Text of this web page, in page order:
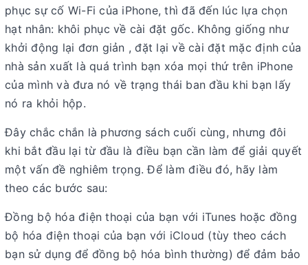
phục sự cố Wi-Fi của iPhone, thì đã đến lúc lựa chọn
hạt nhân: khôi phục về cài đặt gốc. Không giống như
khởi động lại đơn giản , đặt lại về cài đặt mặc định của
nhà sản xuất là quá trình bạn xóa mọi thứ trên iPhone
của mình và đưa nó về trạng thái ban đầu khi bạn lấy
nó ra khỏi hộp.
Đây chắc chắn là phương sách cuối cùng, nhưng đôi
khi bắt đầu lại từ đầu là điều bạn cần làm để giải quyết
một vấn đề nghiêm trọng. Để làm điều đó, hãy làm
theo các bước sau:
Đồng bộ hóa điện thoại của bạn với iTunes hoặc đồng
bộ hóa điện thoại của bạn với iCloud (tùy theo cách
bạn sử dụng để đồng bộ hóa bình thường) để đảm bảo